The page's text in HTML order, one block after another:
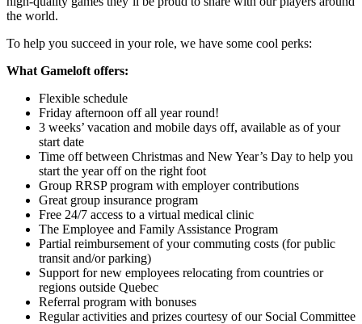
the world.
To help you succeed in your role, we have some cool perks:
What Gameloft offers:
Flexible schedule
Friday afternoon off all year round!
3 weeks’ vacation and mobile days off, available as of your
start date
Time off between Christmas and New Year’s Day to help you
start the year off on the right foot
Group RRSP program with employer contributions
Great group insurance program
Free 24/7 access to a virtual medical clinic
The Employee and Family Assistance Program
Partial reimbursement of your commuting costs (for public
transit and/or parking)
Support for new employees relocating from countries or
regions outside Quebec
Referral program with bonuses
Regular activities and prizes courtesy of our Social Committee